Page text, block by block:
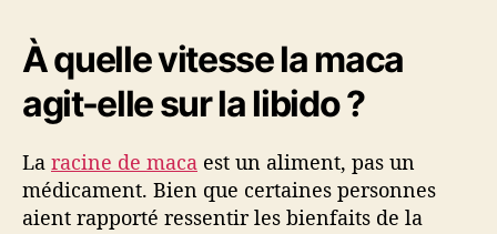
À quelle vitesse la maca
agit-elle sur la libido ?
La racine de maca est un aliment, pas un
médicament. Bien que certaines personnes
aient rapporté ressentir les bienfaits de la